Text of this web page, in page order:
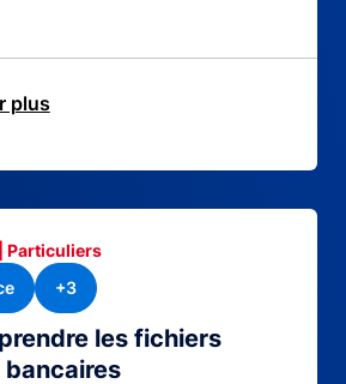
plus
les fichiers
Particuliers
+3